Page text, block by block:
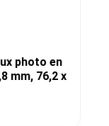
photo en
mm, 76,2 x